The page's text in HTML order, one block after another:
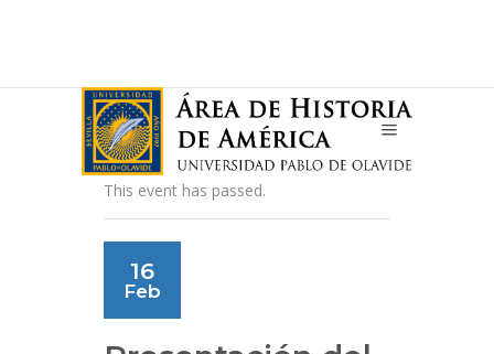
This event has passed.
16
Feb